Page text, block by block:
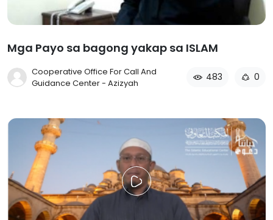
Mga Payo sa bagong yakap sa ISLAM
Cooperative Office For Call And
Guidance Center - Azizyah
483 0